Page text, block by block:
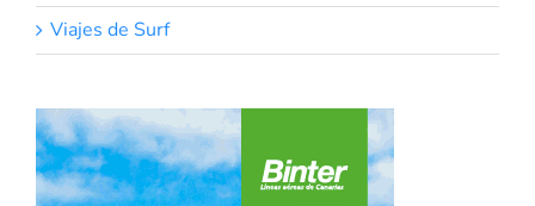
Viajes de Surf